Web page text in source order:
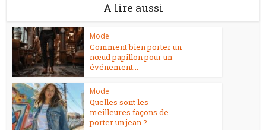
A lire aussi
Mode
Comment bien porter un
nœud papillon pour un
événement...
Mode
Quelles sont les
meilleures façons de
porter un jean ?